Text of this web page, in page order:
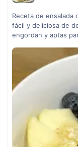
Receta de ensalada
fácil y deliciosa de
engordan y aptas